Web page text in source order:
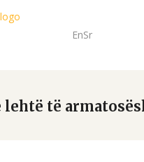
EnSr
të